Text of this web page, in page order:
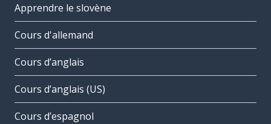
Apprendre le slovène
Cours d'allemand
Cours d’anglais
Cours d’anglais (US)
Cours d’espagnol